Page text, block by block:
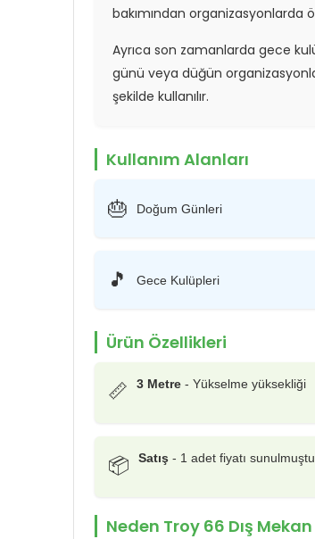
bakımından
Ayrıca son zamanlarda gece
günü veya düğün
şekilde kullanılır.
Kullanım Alanları
🎂 Doğum Günleri
🎵 Gece Kulüpleri
Ürün Özellikleri
📏 3 Metre - Yükselme yüksekliği
📦 Satış - 1 adet fiyatı
Neden Troy 66 Dış